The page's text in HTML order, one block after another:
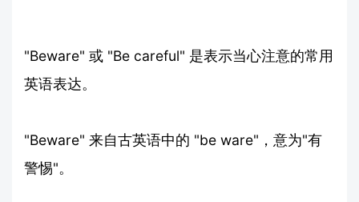
"Beware" 或 "Be careful" 是表示当心注意的常用
英语表达。
"Beware" 来自古英语中的 "be ware"，意为"有
警惕"。